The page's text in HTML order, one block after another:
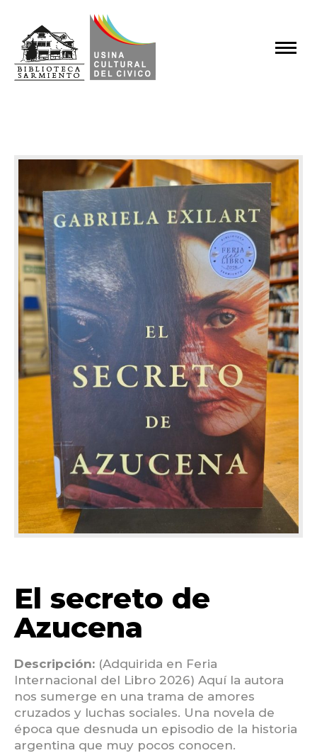
El secreto de
Azucena
Descripción: (Adquirida en Feria
Internacional del Libro 2026) Aquí la autora
nos sumerge en una trama de amores
cruzados y luchas sociales. Una novela de
época que desnuda un episodio de la historia
argentina que muy pocos conocen.